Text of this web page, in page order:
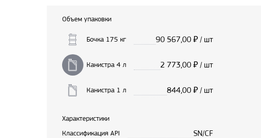
Объем упаковки
Бочка 175 кг 90 567,00 ₽ / шт
Канистра 4 л 2 773,00 ₽ / шт
Канистра 1 л 844,00 ₽ / шт
Характеристики
Классификация API
SN/CF